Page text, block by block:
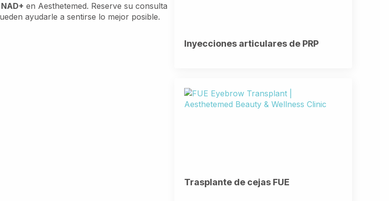
en Aesthetemed. Reserve su consulta
ayudarle a sentirse lo mejor posible.
Inyecciones articulares de PRP
Trasplante de cejas FUE